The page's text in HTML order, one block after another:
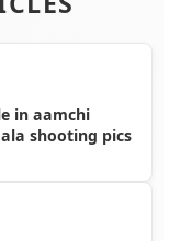
in aamchi
shooting pics